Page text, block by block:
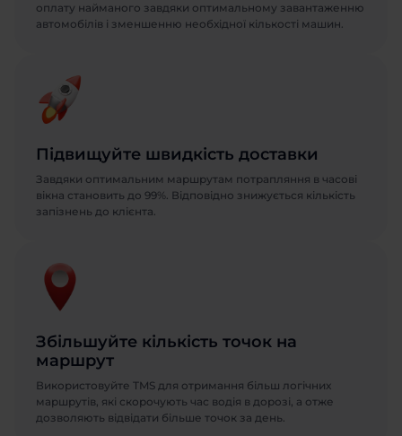
презентацію
Дізнайтесь більше про ABM Rinkai TMS
Ім'я
оплату найманого завдяки оптимальному завантаженню
автомобілів і зменшенню необхідної кількості машин.
Підвищуйте швидкість доставки
Завдяки оптимальним маршрутам потрапляння в часові
вікна становить до 99%. Відповідно знижується кількість
запізнень до клієнта.
Збільшуйте кількість точок на
маршрут
Використовуйте TMS для отримання більш логічних
маршрутів, які скорочують час водія в дорозі, а отже
дозволяють відвідати більше точок за день.
презентацію
Дізнайтесь більше про ABM Rinkai TMS
Ім'я
Замовити дзвінок